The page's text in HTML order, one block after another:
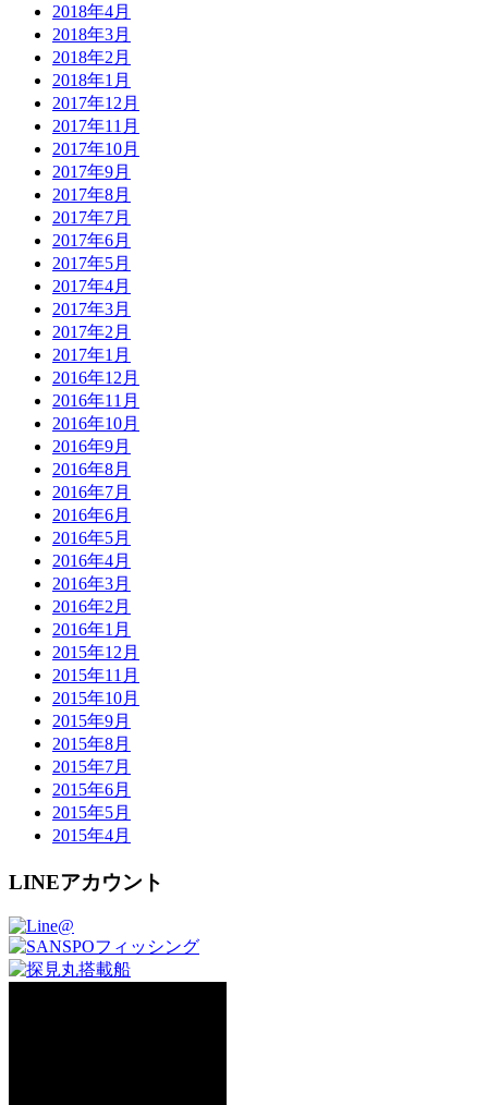
2018年4月
2018年3月
2018年2月
2018年1月
2017年12月
2017年11月
2017年10月
2017年9月
2017年8月
2017年7月
2017年6月
2017年5月
2017年4月
2017年3月
2017年2月
2017年1月
2016年12月
2016年11月
2016年10月
2016年9月
2016年8月
2016年7月
2016年6月
2016年5月
2016年4月
2016年3月
2016年2月
2016年1月
2015年12月
2015年11月
2015年10月
2015年9月
2015年8月
2015年7月
2015年6月
2015年5月
2015年4月
LINEアカウント